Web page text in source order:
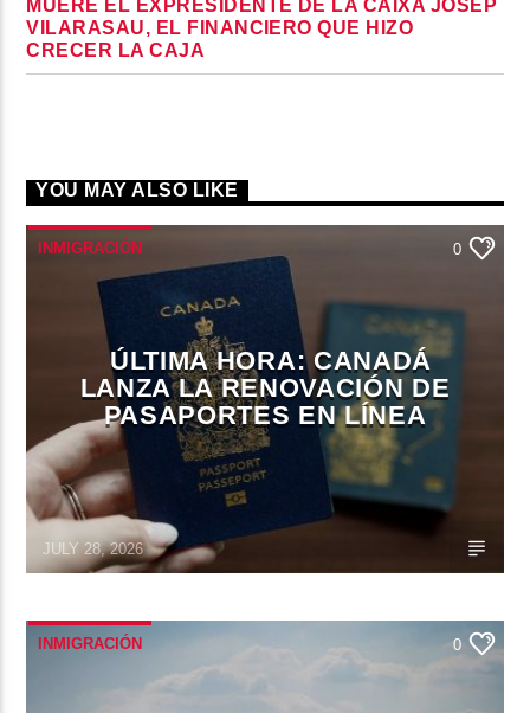
MUERE EL EXPRESIDENTE DE LA CAIXA JOSEP
VILARASAU, EL FINANCIERO QUE HIZO
CRECER LA CAJA
YOU MAY ALSO LIKE
INMIGRACIÓN 0
ÚLTIMA HORA: CANADÁ
LANZA LA RENOVACIÓN DE
PASAPORTES EN LÍNEA
JULY 28, 2026
INMIGRACIÓN 0